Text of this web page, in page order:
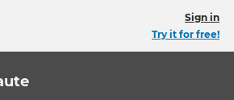
Sign in
Try it for free!